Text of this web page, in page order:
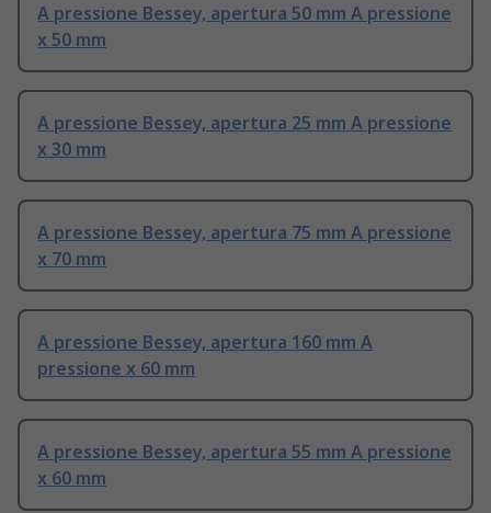
A pressione Bessey, apertura 50 mm A pressione
x 50 mm
A pressione Bessey, apertura 25 mm A pressione
x 30 mm
A pressione Bessey, apertura 75 mm A pressione
x 70 mm
A pressione Bessey, apertura 160 mm A
pressione x 60 mm
A pressione Bessey, apertura 55 mm A pressione
x 60 mm